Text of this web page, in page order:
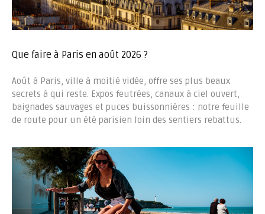
Que faire à Paris en août 2026 ?
Août à Paris, ville à moitié vidée, offre ses plus beaux
secrets à qui reste. Expos feutrées, canaux à ciel ouvert,
baignades sauvages et puces buissonnières : notre feuille
de route pour un été parisien loin des sentiers rebattus.